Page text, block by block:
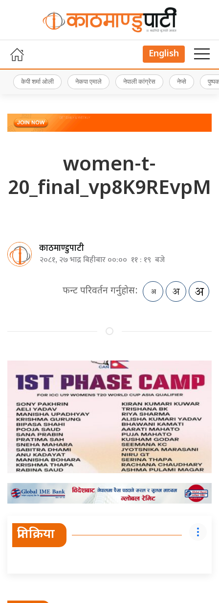
English
केपी शर्मा ओली नेकपा एमाले नेपाली कांग्रेस नेप्से
women-t-
20_final_vp8K9REvpM
काठमाण्डुपाटी
२०८१, २७ भाद्र बिहीबार ००:०० ११ : १९ बजे
फन्ट परिवर्तन गर्नुहोस:
प्रतिक्रिया